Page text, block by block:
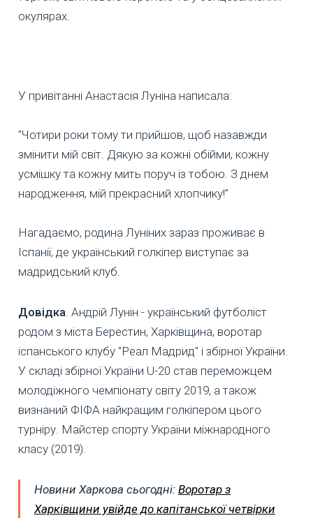
окулярах.
У привітанні Анастасія Луніна написала:
"Чотири роки тому ти прийшов, щоб назавжди
змінити мій світ. Дякую за кожні обійми, кожну
усмішку та кожну мить поруч із тобою. З днем
народження, мій прекрасний хлопчику!”
Нагадаємо, родина Луніних зараз проживає в
Іспанії, де український голкіпер виступає за
мадридський клуб.
Довідка . Андрій Лунін - український футболіст
родом з міста Берестин, Харківщина, воротар
іспанського клубу "Реал Мадрид" і збірної України.
У складі збірної України U-20 став переможцем
молодіжного чемпіонату світу 2019, а також
визнаний ФІФА найкращим голкіпером цього
турніру. Майстер спорту України міжнародного
класу (2019).
Новини Харкова сьогодні: Воротар з
Харківщини увійде до капітанської четвірки